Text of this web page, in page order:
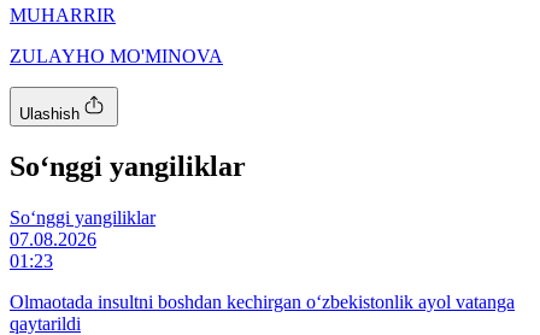
MUHARRIR
ZULAYHO MO'MINOVA
Ulashish
So‘nggi yangiliklar
So‘nggi yangiliklar
07.08.2026
01:23
Olmaotada insultni boshdan kechirgan o‘zbekistonlik ayol vatanga
qaytarildi